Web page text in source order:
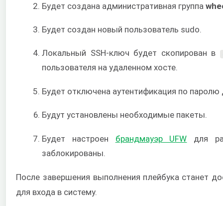
Будет создана административная группа
Будет создан новый пользователь sudo.
Локальный SSH-ключ будет скопирован в
пользователя на удаленном хосте.
Будет отключена аутентификация по паролю
Будут установлены необходимые пакеты.
Будет настроен брандмауэр UFW для
заблокированы.
После завершения выполнения плейбука станет
для входа в систему.